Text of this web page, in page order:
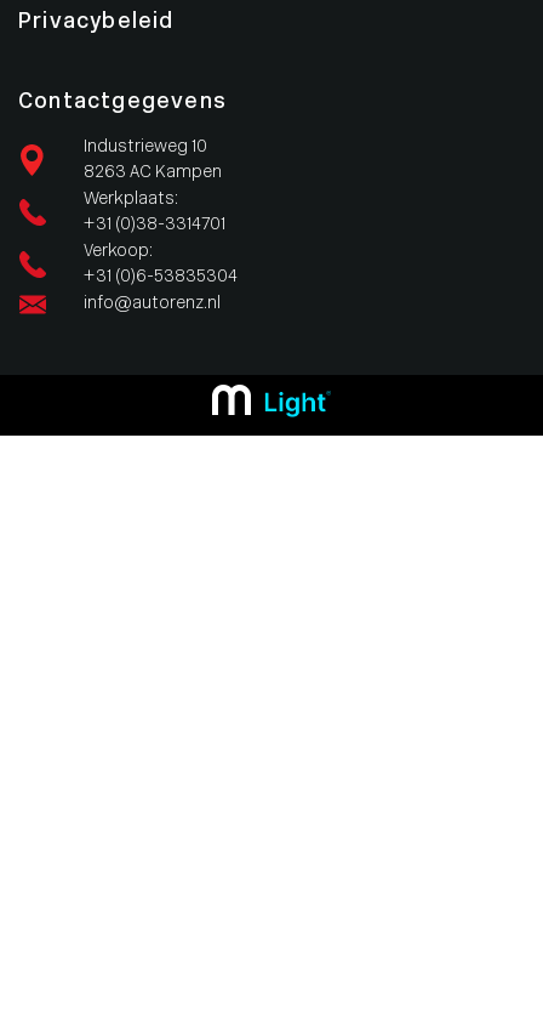
Privacybeleid
Contactgegevens
Industrieweg 10
8263 AC Kampen
Werkplaats:
+31 (0)38-3314701
Verkoop:
+31 (0)6-53835304
info@autorenz.nl